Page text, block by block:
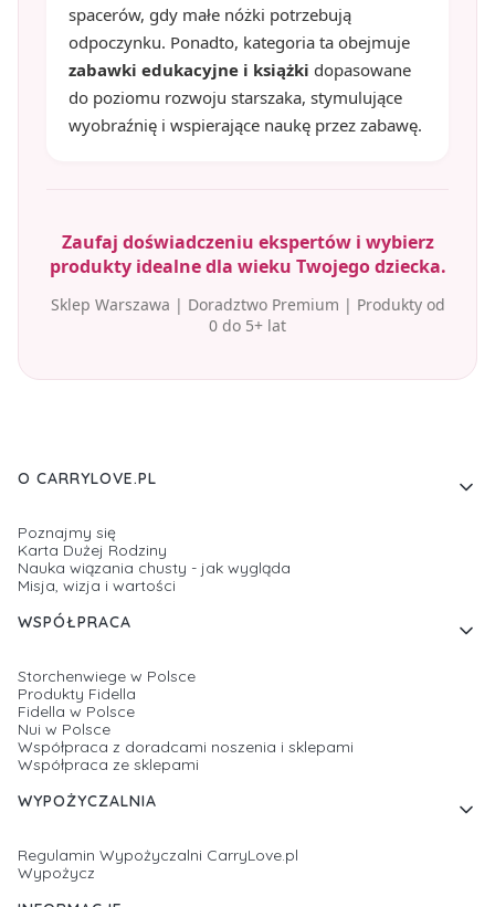
spacerów, gdy małe nóżki potrzebują
odpoczynku. Ponadto, kategoria ta obejmuje
zabawki edukacyjne i książki dopasowane
do poziomu rozwoju starszaka, stymulujące
wyobraźnię i wspierające naukę przez zabawę.
Zaufaj doświadczeniu ekspertów i wybierz
produkty idealne dla wieku Twojego dziecka.
Sklep Warszawa | Doradztwo Premium | Produkty od
0 do 5+ lat
Linki w stopce
O CARRYLOVE.PL
Poznajmy się
Karta Dużej Rodziny
Nauka wiązania chusty - jak wygląda
Misja, wizja i wartości
WSPÓŁPRACA
Storchenwiege w Polsce
Produkty Fidella
Fidella w Polsce
Nui w Polsce
Współpraca z doradcami noszenia i sklepami
Współpraca ze sklepami
WYPOŻYCZALNIA
Regulamin Wypożyczalni CarryLove.pl
Wypożycz